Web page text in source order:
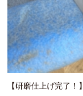
【研磨仕上げ完了！】